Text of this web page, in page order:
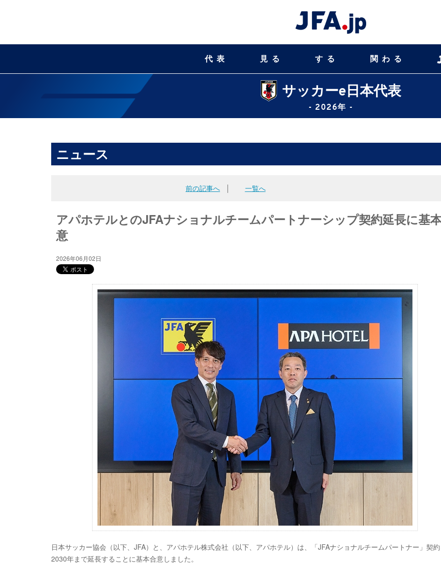
代表 見る する 関わる
サッカーe日本代表
- 2026年 -
ニュース
前の記事へ 一覧へ
アパホテルとのJFAナショナルチームパートナーシップ契約延長に基
意
2026年06月02日
日本サッカー協会（以下、JFA）と、アパホテル株式会社（以下、アパホテル）は、「JFAナショナルチームパートナー」契
2030年まで延長することに基本合意しました。